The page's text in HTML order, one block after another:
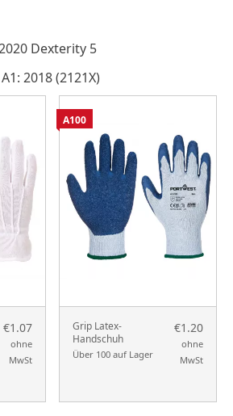
Dexterity 5
2018 (2121X)
€1.07
ohne
MwSt
Grip Latex-
Handschuh
Über 100 auf Lager
€1.20
ohne
MwSt
A100